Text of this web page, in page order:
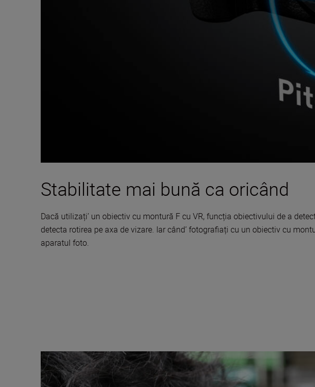
Stabilitate mai bună ca oricând
Dacă utilizați’ un obiectiv cu montură F cu VR, funcția obiectivului de a
detecta rotirea pe axa de vizare. Iar când’ fotografiați cu un obiectiv cu
aparatul foto.